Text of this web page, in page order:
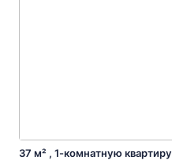
37 м² , 1-комнатную квартиру